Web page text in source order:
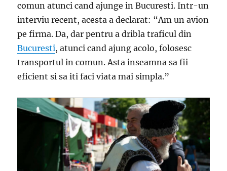
comun atunci cand ajunge in Bucuresti. Intr-un
interviu recent, acesta a declarat: “Am un avion
pe firma. Da, dar pentru a dribla traficul din
Bucuresti, atunci cand ajung acolo, folosesc
transportul in comun. Asta inseamna sa fii
eficient si sa iti faci viata mai simpla.”